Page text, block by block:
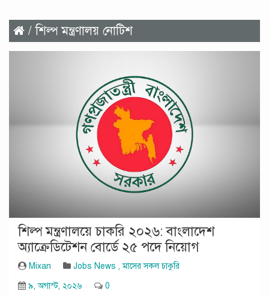
/ শিল্প মন্ত্রণালয় নোটিশ
শিল্প মন্ত্রণালয়ে চাকরি ২০২৬: বাংলাদেশ
অ্যাক্রেডিটেশন বোর্ডে ২৫ পদে নিয়োগ
Mixan Jobs News ,মাসের সকল চাকুরি
৯, অগাস্ট, ২০২৬
0